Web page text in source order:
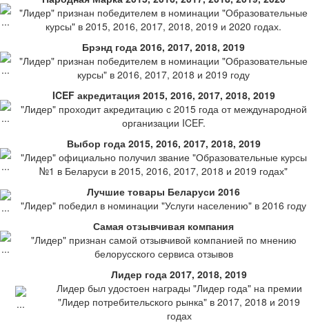
"Лидер" признан победителем в номинации "Образовательные
курсы" в 2015, 2016, 2017, 2018, 2019 и 2020 годах.
Брэнд года 2016, 2017, 2018, 2019
"Лидер" признан победителем в номинации "Образовательные
курсы" в 2016, 2017, 2018 и 2019 году
ICEF акредитация 2015, 2016, 2017, 2018, 2019
"Лидер" проходит акредитацию с 2015 года от международной
организации ICEF.
Выбор года 2015, 2016, 2017, 2018, 2019
"Лидер" официально получил звание "Образовательные курсы
№1 в Беларуси в 2015, 2016, 2017, 2018 и 2019 годах"
Лучшие товары Беларуси 2016
"Лидер" победил в номинации "Услуги населению" в 2016 году
Самая отзывчивая компания
"Лидер" признан самой отзывчивой компанией по мнению
белорусского сервиса отзывов
Лидер года 2017, 2018, 2019
Лидер был удостоен награды "Лидер года" на премии
"Лидер потребительского рынка" в 2017, 2018 и 2019
годах